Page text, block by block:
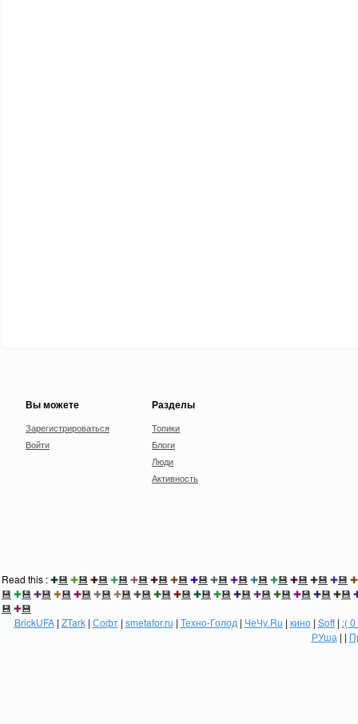
Вы можете
Зарегистрироваться
Войти
Разделы
Топики
Блоги
Люди
Активность
Read this :✚💾 ✚💾 ✚💾 ✚💾 ✚💾 ✚💾 ✚💾 ✚💾 ✚💾 ✚💾 ✚💾 ✚💾 ✚💾 ✚💾 ✚💾 ✚
💾 ✚💾 ✚💾 ✚💾 ✚💾 ✚💾 ✚💾 ✚💾 ✚💾 ✚💾 ✚💾 ✚💾 ✚💾 ✚💾 ✚💾 ✚💾 ✚💾 ✚💾
💾 ✚💾
BrickUFA| ZTark| Софт| smetafor.ru | Техно-Голод | ЧеЧу.Ru | кино| Soft| :(
РУша | |